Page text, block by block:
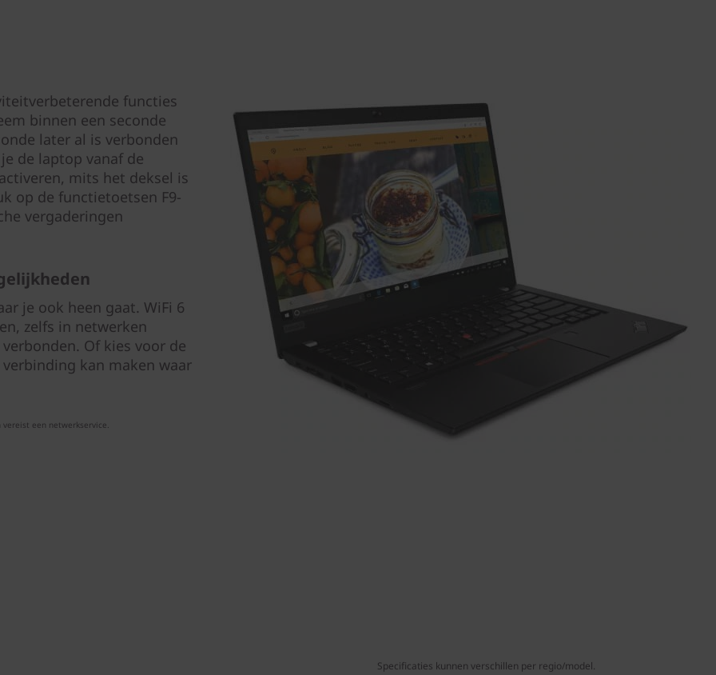
functies
binnen een seconde
later al is verbonden
de laptop vanaf de
mits het deksel is
op de functietoetsen F9-
vergaderingen
je ook heen gaat. WiFi 6
zelfs in netwerken
Of kies voor de
kan maken waar
een netwerkservice.
Specificaties kunnen verschillen per regio/model.